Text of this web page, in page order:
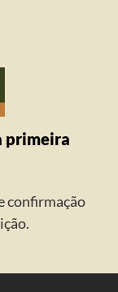
primeira
confirmação